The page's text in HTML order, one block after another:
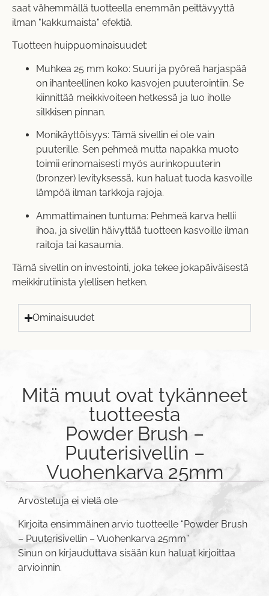
saat vähemmällä tuotteella enemmän peittävyyttä
ilman "kakkumaista" efektiä.
Tuotteen huippuominaisuudet:
Muhkea 25 mm koko: Suuri ja pyöreä harjaspää
on ihanteellinen koko kasvojen puuterointiin. Se
kiinnittää meikkivoiteen hetkessä ja luo iholle
silkkisen pinnan.
Monikäyttöisyys: Tämä sivellin ei ole vain
puuterille. Sen pehmeä mutta napakka muoto
toimii erinomaisesti myös aurinkopuuterin
(bronzer) levityksessä, kun haluat tuoda kasvoille
lämpöä ilman tarkkoja rajoja.
Ammattimainen tuntuma: Pehmeä karva hellii
ihoa, ja sivellin häivyttää tuotteen kasvoille ilman
raitoja tai kasaumia.
Tämä sivellin on investointi, joka tekee jokapäiväisestä
meikkirutiinista ylellisen hetken.
Ominaisuudet
Mitä muut ovat tykänneet
tuotteesta
Powder Brush –
Puuterisivellin –
Vuohenkarva 25mm
Arvosteluja ei vielä ole
Kirjoita ensimmäinen arvio tuotteelle “Powder Brush
– Puuterisivellin – Vuohenkarva 25mm”
Sinun on kirjauduttava sisään kun haluat kirjoittaa
arvioinnin.